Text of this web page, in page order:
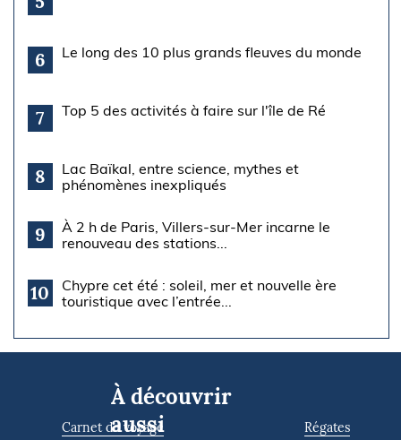
6 Le long des 10 plus grands fleuves du monde
7 Top 5 des activités à faire sur l'île de Ré
8
Lac Baïkal, entre science, mythes et
phénomènes inexpliqués
9
À 2 h de Paris, Villers-sur-Mer incarne le
renouveau des stations...
10
Chypre cet été : soleil, mer et nouvelle ère
touristique avec l’entrée...
À découvrir
aussi
Carnet de voyage Régates